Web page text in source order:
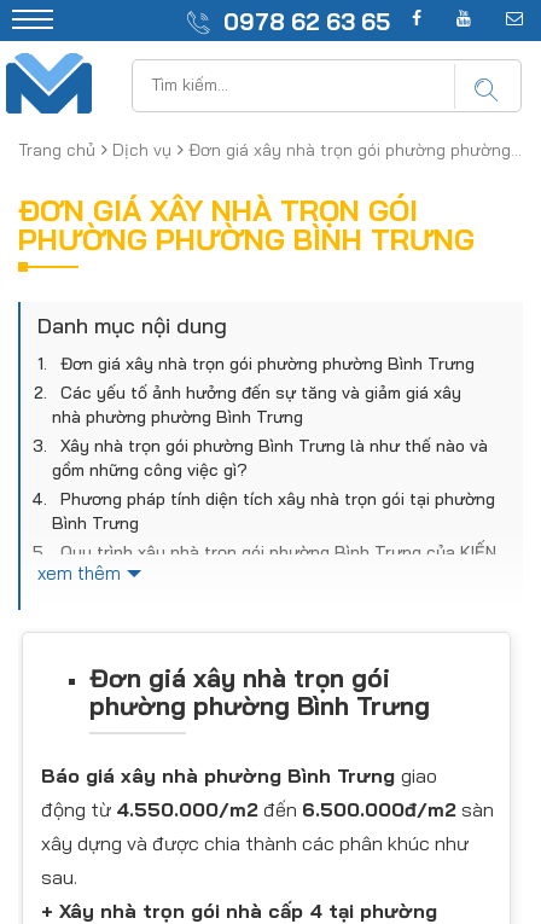
0978 62 63 65
Trang chủ Dịch vụ Đơn giá xây nhà trọn gói phường phường Bình Trưng
ĐƠN GIÁ XÂY NHÀ TRỌN GÓI
PHƯỜNG PHƯỜNG BÌNH TRƯNG
Danh mục nội dung
Đơn giá xây nhà trọn gói phường phường Bình Trưng
Các yếu tố ảnh hưởng đến sự tăng và giảm giá xây
nhà phường phường Bình Trưng
Xây nhà trọn gói phường Bình Trưng là như thế nào và
gồm những công việc gì?
Phương pháp tính diện tích xây nhà trọn gói tại phường
Bình Trưng
Quy trình xây nhà trọn gói phường Bình Trưng của KIẾN
TRÚC MAI VIỆT
Trưng hay không?
Trưng khác nhau giữa các đơn vị
Vì sao bạn chọn dịch vụ xây nhà trọn gói tại phường Bình
Trưng
Công trình xây nhà trọn gói tiêu biểu của KIẾN TRÚC MAI
VIỆT
Hậu mãi và bảo hành từ KIẾN TRÚC MAI VIỆT
Kết luận
xem thêm
Đơn giá xây nhà trọn gói
phường phường Bình Trưng
Báo giá xây nhà phường Bình Trưng giao
động từ 4.550.000/m2 đến 6.500.000đ/m2 sàn
xây dựng và được chia thành các phân khúc như
sau.
+ Xây nhà trọn gói nhà cấp 4 tại phường